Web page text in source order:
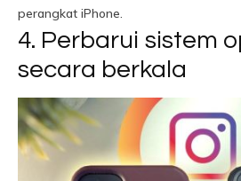
perangkat iPhone.
4. Perbarui sistem
secara berkala